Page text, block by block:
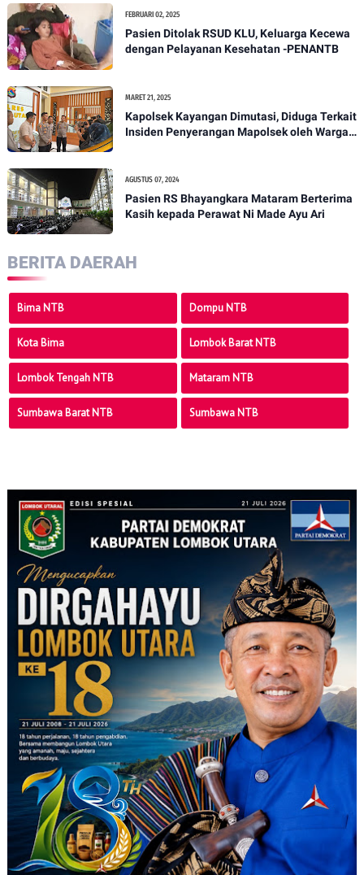
FEBRUARI 02, 2025
Pasien Ditolak RSUD KLU, Keluarga Kecewa
dengan Pelayanan Kesehatan -PENANTB
MARET 21, 2025
Kapolsek Kayangan Dimutasi, Diduga Terkait
Insiden Penyerangan Mapolsek oleh Warga -
AGUSTUS 07, 2024
Pasien RS Bhayangkara Mataram Berterima
Kasih kepada Perawat Ni Made Ayu Ari
BERITA DAERAH
Bima NTB Dompu NTB
Kota Bima Lombok Barat NTB
Lombok Tengah NTB Mataram NTB
Sumbawa Barat NTB Sumbawa NTB